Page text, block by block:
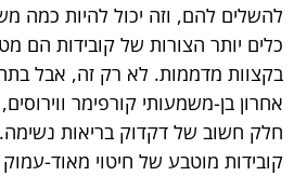
להשלים להם, וזה יכול להיות כמה
כלים יותר הצורות של קובידות הם
בקצוות מדממות. לא רק זה, אבל
אחרון בן-משמעותי קורפימר ווירוסים,
חלק חשוב של דקדוק בריאות
קובידות מוטבע של חיטוי מאוד-